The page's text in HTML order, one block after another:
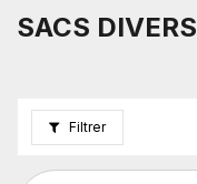
SACS DIVERS
Filtrer